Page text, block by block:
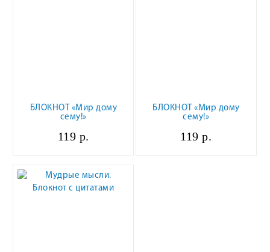
БЛОКНОТ «Мир дому
сему!»
119 р.
БЛОКНОТ «Мир дому
сему!»
119 р.